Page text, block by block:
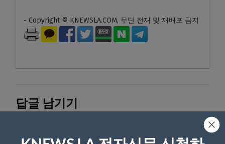
- Copyright © KNEWSLA.COM, 무단 전재 및 재배포 금지
답글 남기기
로 표시됩니